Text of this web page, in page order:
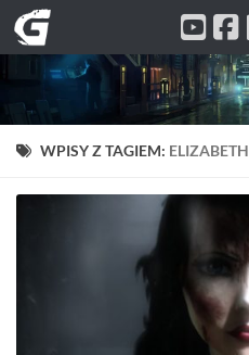
Przeskocz do treści
WPISY Z TAGIEM: ELIZABETH